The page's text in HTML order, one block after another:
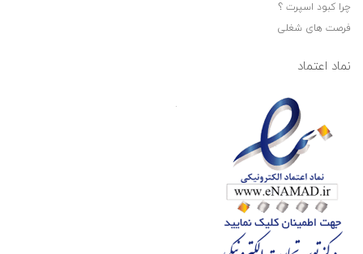
چرا کبود اسپرت ؟
فرصت های شغلی
نماد اعتماد